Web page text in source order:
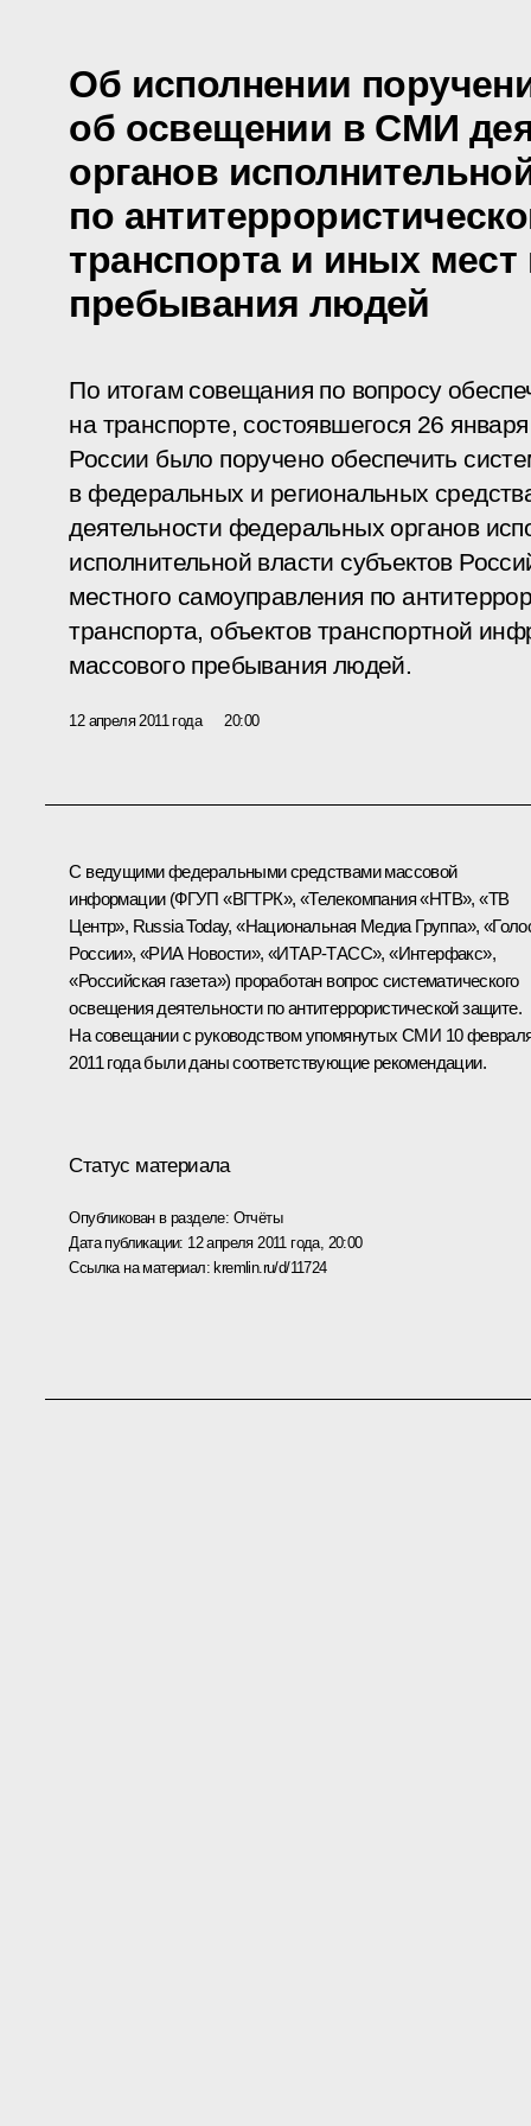
Об исполнении
об освещении в СМИ
органов
по
транспорта и иных мест
пребывания людей
По итогам совещания по вопросу
на транспорте, состоявшегося 26
России было поручено обеспечить
в федеральных и региональных
деятельности федеральных органов
исполнительной власти субъектов
местного самоуправления по
транспорта, объектов транспортной
массового пребывания людей.
12 апреля 2011 года 20:00
С ведущими федеральными средствами массовой
информации (ФГУП «ВГТРК», «Телекомпания «НТВ», «ТВ
Центр», Russia Today, «Национальная Медиа Группа»,
России», «РИА Новости», «ИТАР-ТАСС», «Интерфакс»,
«Российская газета») проработан вопрос систематического
освещения деятельности по антитеррористической защите.
На совещании с руководством упомянутых СМИ 10
2011 года были даны соответствующие рекомендации.
Статус материала
Опубликован в разделе: Отчёты
Дата публикации: 12 апреля 2011 года, 20:00
Ссылка на материал: kremlin.ru/d/11724